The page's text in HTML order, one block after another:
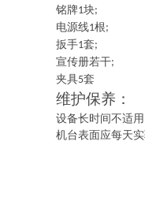
铭牌1块;
电源线1根;
扳手1套;
宣传册若干;
夹具5套
维护保养：
设备长时间不适
机台表面应每天